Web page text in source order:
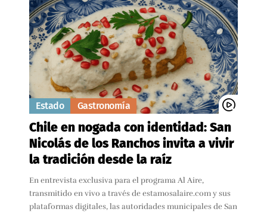
Estado Gastronomía
Chile en nogada con identidad: San
Nicolás de los Ranchos invita a vivir
la tradición desde la raíz
En entrevista exclusiva para el programa Al Aire,
transmitido en vivo a través de estamosalaire.com y sus
plataformas digitales, las autoridades municipales de San